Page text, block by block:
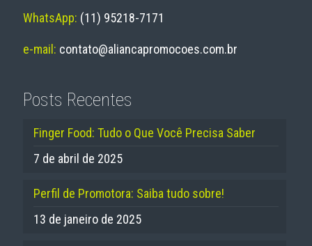
WhatsApp: (11) 95218-7171
e-mail: contato@aliancapromocoes.com.br
Posts Recentes
Finger Food: Tudo o Que Você Precisa Saber
7 de abril de 2025
Perfil de Promotora: Saiba tudo sobre!
13 de janeiro de 2025